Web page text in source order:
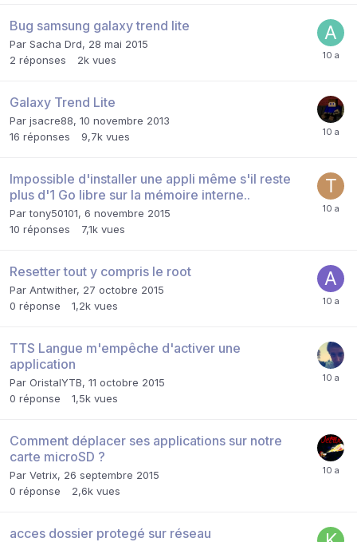
Bug samsung galaxy trend lite
Par Sacha Drd, 28 mai 2015
2 réponses 2k vues
Galaxy Trend Lite
Par jsacre88, 10 novembre 2013
16 réponses 9,7k vues
Impossible d'installer une appli même s'il reste
plus d'1 Go libre sur la mémoire interne..
Partony50101, 6 novembre 2015
10 réponses 7,1k vues
Resetter tout y compris le root
Par Antwither, 27 octobre 2015
0 réponse 1,2k vues
TTS Langue m'empêche d'activer une
application
Par OristalYTB, 11 octobre 2015
0 réponse 1,5k vues
Comment déplacer ses applications sur notre
carte microSD ?
Par Vetrix, 26 septembre 2015
0 réponse 2,6k vues
acces dossier protegé sur réseau